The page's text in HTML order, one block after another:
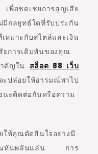
พื่อชดเชยการสูญเสีย
ลยุทธ์ใดที่รับประกัน
หมาะกับสไตล์และเงิน
การเดิมพันของคุณ
คัญใน สล็อต 88 เว็บ
ปล่อยให้อารมณ์พาไป
นะติดต่อกันหรือความ
ให้คุณตัดสินใจอย่างมี
หุนหันพลันแล่น การ